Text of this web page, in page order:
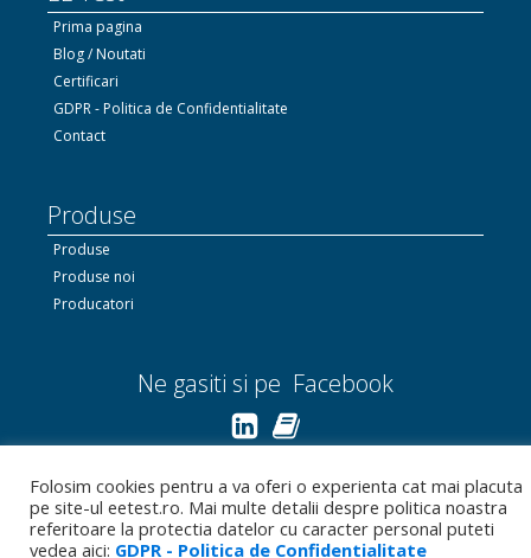
Prima pagina
Blog / Noutati
Certificari
GDPR - Politica de Confidentialitate
Contact
Produse
Produse
Produse noi
Producatori
Ne gasiti si pe Facebook
Linkedin.com
Bizoo.ro
Folosim cookies pentru a va oferi o experienta cat mai placuta
pe site-ul eetest.ro. Mai multe detalii despre politica noastra
referitoare la protectia datelor cu caracter personal puteti
vedea aici: GDPR - Politica de Confidentialitate